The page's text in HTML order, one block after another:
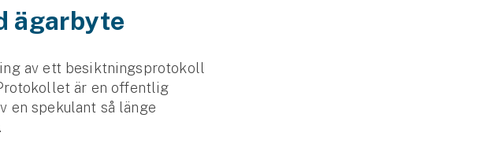
ägarbyte
av ett besiktningsprotokoll
är en offentlig
en spekulant så länge